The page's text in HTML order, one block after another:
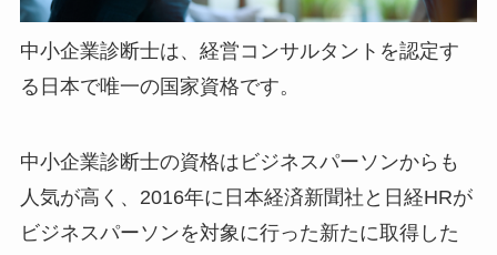
中小企業診断士は、 経営コンサルタントを認定す
る日本で唯一の国家資格です。
中小企業診断士の資格はビジネスパーソンからも
人気が高く、2016年に日本経済新聞社と日経HRが
ビジネスパーソンを対象に行った新たに取得した